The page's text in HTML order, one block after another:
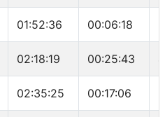
01:52:36 00:06:18
02:18:19 00:25:43
02:35:25 00:17:06